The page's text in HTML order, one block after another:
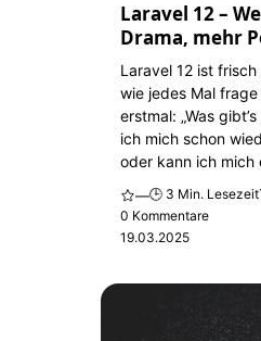
Laravel 12 –
Drama, mehr
Laravel 12 ist
wie jedes Mal
erstmal: „Was
ich mich schon
oder kann ich mich
—🕒 3 Min. Lesezeit
0 Kommentare
19.03.2025